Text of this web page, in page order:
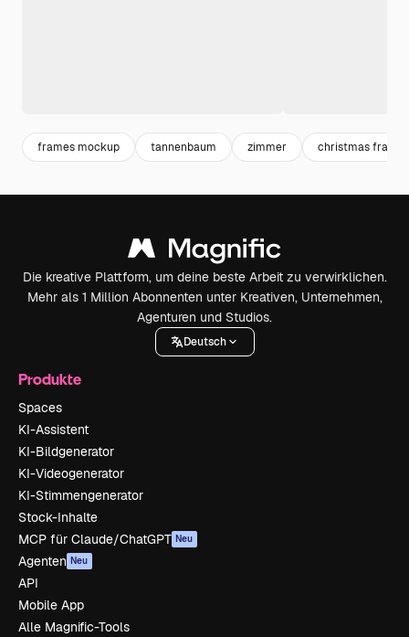
frames mockup tannenbaum zimmer christmas frame
Die kreative Plattform, um deine beste Arbeit zu verwirklichen.
Mehr als 1 Million Abonnenten unter Kreativen, Unternehmen,
Agenturen und Studios.
Deutsch
Produkte
Spaces
KI-Assistent
KI-Bildgenerator
KI-Videogenerator
KI-Stimmengenerator
Stock-Inhalte
MCP für Claude/ChatGPT Neu
Agenten Neu
API
Mobile App
Alle Magnific-Tools